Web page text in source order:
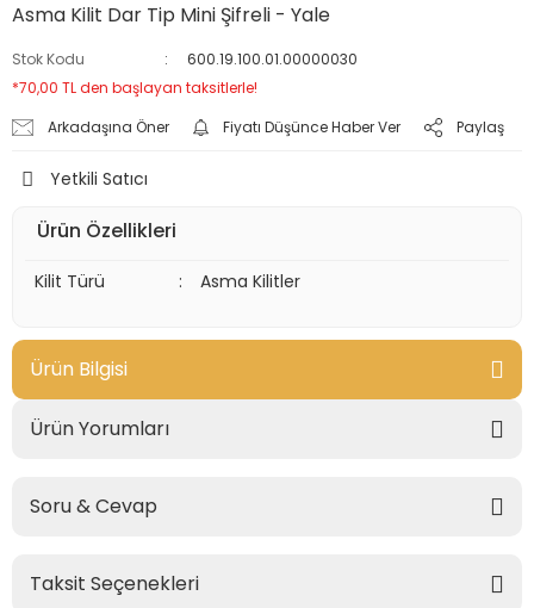
Asma Kilit Dar Tip Mini Şifreli - Yale
Stok Kodu
600.19.100.01.00000030
*70,00 TL den başlayan taksitlerle!
Arkadaşına Öner
Fiyatı Düşünce Haber Ver Paylaş
Yetkili Satıcı
Ürün Özellikleri
Kilit Türü : Asma Kilitler
Ürün Bilgisi
Ürün Yorumları
Soru & Cevap
Taksit Seçenekleri